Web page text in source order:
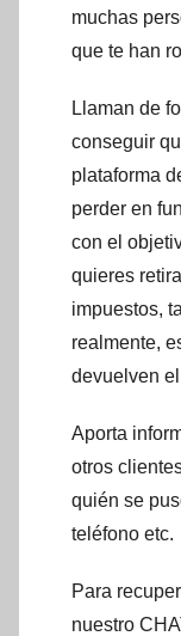
muchas
que te han
Llaman de
conseguir
plataforma
perder en
con el
quieres
impuestos,
realmente,
devuelven
Aporta
otros
quién se
teléfono etc.
Para
nuestro